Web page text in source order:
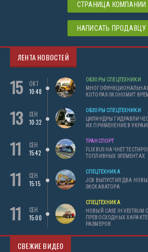
СТРАНИЦА КОМПАНИИ
НАПИСАТЬ ПРОДАВЦУ
ЛЕНТА НОВОСТЕЙ
15
ОКТ
10:48
ОБЗОРЫ СПЕЦТЕХНИКИ
КОТОРАЯ ЭКОНОМИТ
13
СЕН
10:32
ОБЗОРЫ СПЕЦТЕХНИКИ
ЦИЛИНДРЫ
ИХ ПРИМЕНЕНИЕ В
11
СЕН
15:42
ТРАНСПОРТ
FLIXBUS НАЧНЕТ
ТОПЛИВНЫХ ЭЛЕМЕНТАХ
11
СЕН
15:15
СПЕЦТЕХНИКА
JCB ВЫПУСТИЛ ДВА
ЭКСКАВАТОРА
11
СЕН
15:00
СПЕЦТЕХНИКА
НОВЫЙ CASE IH VESTRUM
ПРЕВОСХОДНЫХ
РАЗМЕРОВ
СВЕЖИЕ ВИДЕО